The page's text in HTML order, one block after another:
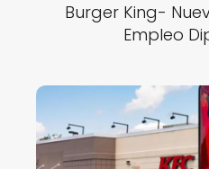
Burger King-
Empleo